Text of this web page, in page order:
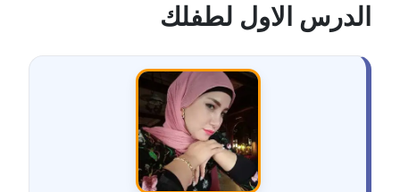
مدونة أحمد أبو الدهب
مدونة احمد البحيري
مدونة أحمد الجمال
الدرس الاول لطفلك